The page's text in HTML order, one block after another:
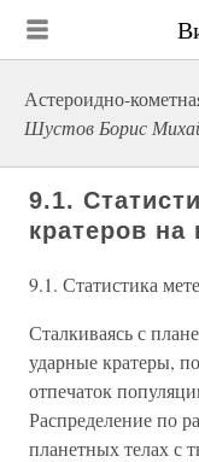
Астероидно-
Шустов Борис
9.1.
кратеров на
9.1. Статистика
Сталкиваясь с
ударные кратеры,
отпечаток
Распределение по
планетных телах с